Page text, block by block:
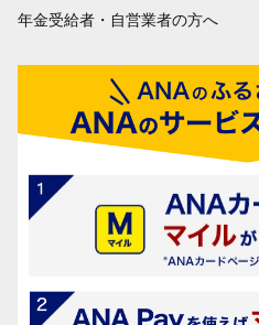
年金受給者・自営業者の方へ